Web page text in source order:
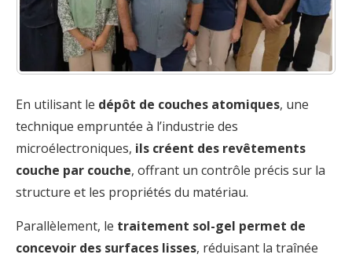
En utilisant le dépôt de couches atomiques, une
technique empruntée à l’industrie des
microélectroniques, ils créent des revêtements
couche par couche, offrant un contrôle précis sur la
structure et les propriétés du matériau.
Parallèlement, le traitement sol-gel permet de
concevoir des surfaces lisses, réduisant la traînée